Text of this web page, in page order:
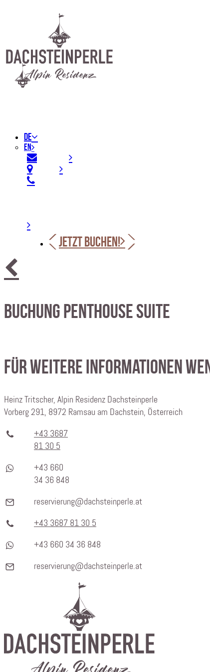
DE
EN
JETZT BUCHEN!
Buchung Penthouse Suite
Für weitere Informationen
Heinz Tritscher, Alpin Residenz Dachsteinperle
Vorberg 291, 8972 Ramsau am Dachstein, Österreich
+43 3687
81 30 5
+43 660
34 36 848
reservierung@dachsteinperle.at
+43 3687 81 30 5
+43 660 34 36 848
reservierung@dachsteinperle.at